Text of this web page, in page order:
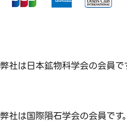
弊社は日本鉱物科学会の会員で
弊社は国際隕石学会の会員です